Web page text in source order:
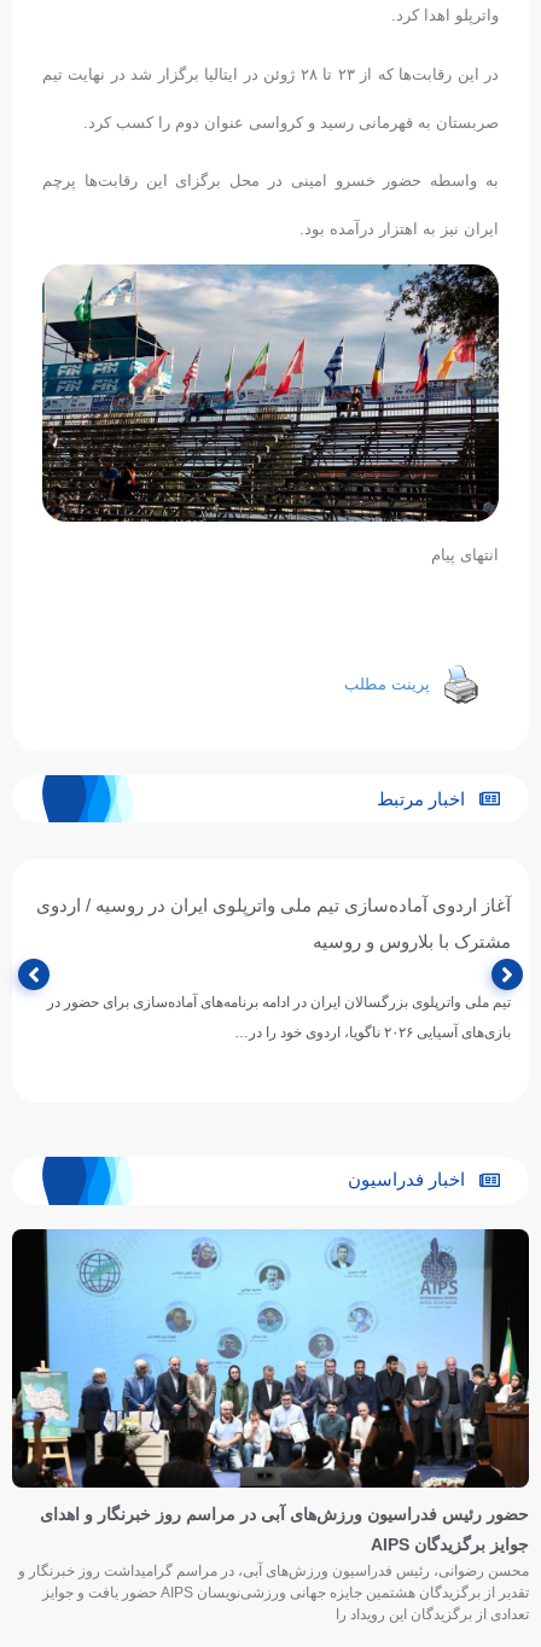
واترپلو اهدا کرد.
در این رقابت‌ها که از ۲۳ تا ۲۸ ژوئن در ایتالیا برگزار شد در نهایت تیم
صربستان به قهرمانی رسید و کرواسی عنوان دوم را کسب کرد.
به واسطه حضور خسرو امینی در محل برگزای این رقابت‌ها پرچم
ایران نیز به اهتزار درآمده بود.
انتهای پیام
پرینت مطلب
اخبار مرتبط
آغاز اردوی آماده‌سازی تیم ملی واترپلوی ایران در روسیه / اردوی
مشترک با بلاروس و روسیه
تیم ملی واترپلوی بزرگسالان ایران در ادامه برنامه‌های آماده‌سازی برای حضور در
بازی‌های آسیایی ۲۰۲۶ ناگویا، اردوی خود را در…
اخبار فدراسیون
حضور رئیس فدراسیون ورزش‌های آبی در مراسم روز خبرنگار و اهدای
جوایز برگزیدگان AIPS
محسن رضوانی، رئیس فدراسیون ورزش‌های آبی، در مراسم گرامیداشت روز خبرنگار و
تقدیر از برگزیدگان هشتمین جایزه جهانی ورزشی‌نویسان AIPS حضور یافت و جوایز
تعدادی از برگزیدگان این رویداد را